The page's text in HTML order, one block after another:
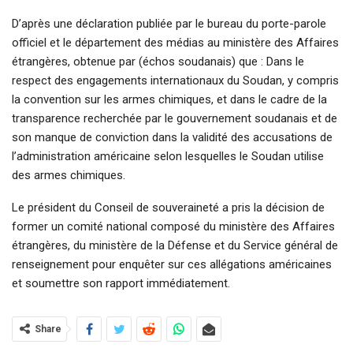
D’après une déclaration publiée par le bureau du porte-parole
officiel et le département des médias au ministère des Affaires
étrangères, obtenue par (échos soudanais) que : Dans le
respect des engagements internationaux du Soudan, y compris
la convention sur les armes chimiques, et dans le cadre de la
transparence recherchée par le gouvernement soudanais et de
son manque de conviction dans la validité des accusations de
l’administration américaine selon lesquelles le Soudan utilise
des armes chimiques.
Le président du Conseil de souveraineté a pris la décision de
former un comité national composé du ministère des Affaires
étrangères, du ministère de la Défense et du Service général de
renseignement pour enquêter sur ces allégations américaines
et soumettre son rapport immédiatement.
Share